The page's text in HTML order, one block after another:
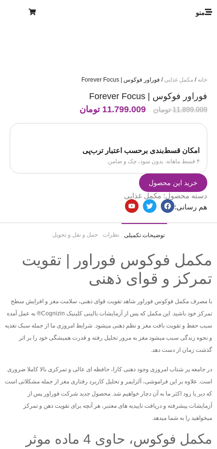
منو
خانه / مکمل غذایی / فوراور فوکوس | Forever Focus
فوراور فوکوس | Forever Focus
11.899.009 تومان 11.799.009 تومان
امکان قسط‌بندی برحسب اعتبار ترب‌پی
۴ قسط ماهانه. بدون سود، چک و ضامن.
خرید این محصول
دسته محصول: مکمل غذایی
هم رسانی:
توضیحات تکمیلی نظرات حمل و نقل و تحویل
مکمل فوکوس فوراور | تقویت
تمرکز و قوای ذهنی
با مصرف مکمل فوکوس فوراور شاهد تقویت قوای ذهنی، سلامت مغز و افزایش سطح
تمرکز خود باشید. این مکمل که پس از آزمایشات بالینی کلینیک Cognizin® به عمل آمده
سبب حفظ و تقویت بافت مغز و نظم ذهنی میشود. شرایط امروزی ما از جمله سبک تغذیه
و نحوه زندگی سبب میشود مغز به مرور تحلیل رفته و قدرت همیشگی خود را بر اثر
گذشت زمان از دست دهد.
در جامعه پر شتاب امروزی وجود ذهنی کارا، حافظه ای عالی و تمرکزی بالا کاملا ضروری
است. علاوه بر این فراموشی، آلزایمر و تحلیل کاربرد رفتاری مغز از جمله مشکلاتی است
که دیر یا زود اکثر ما به آن دچار خواهیم شد. محصول جدید شرکت فوراور پس از
آزمایشات پیشرفته و دریافت تاییدیه های معتبر، هر آنچه برای تقویت ذهن و تمرکز
میخواهید را به شما میدهد.
مکمل فوکوس، حاوی 4 ماده موثر